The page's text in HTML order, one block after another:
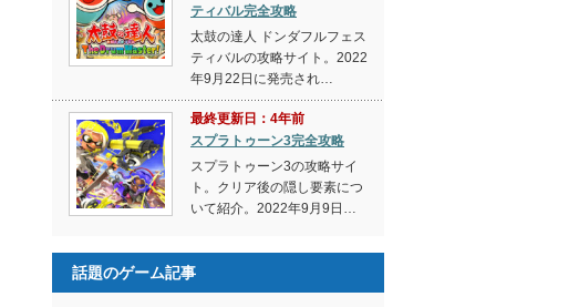
ティバル完全攻略
太鼓の達人 ドンダフルフェス
ティバルの攻略サイト。2022
年9月22日に発売され…
最終更新日：4年前
スプラトゥーン3完全攻略
スプラトゥーン3の攻略サイ
ト。クリア後の隠し要素につ
いて紹介。2022年9月9日…
話題のゲーム記事